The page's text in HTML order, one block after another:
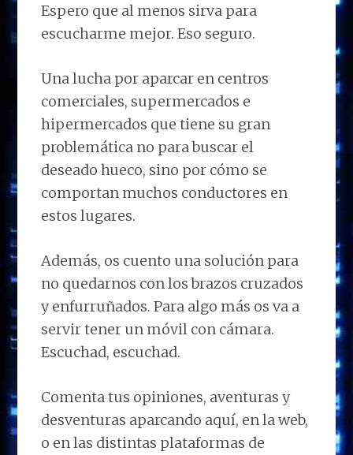
Espero que al menos sirva para
escucharme mejor. Eso seguro.
Una lucha por aparcar en centros
comerciales, supermercados e
hipermercados que tiene su gran
problemática no para buscar el
deseado hueco, sino por cómo se
comportan muchos conductores en
estos lugares.
Además, os cuento una solución para
no quedarnos con los brazos cruzados
y enfurruñados. Para algo más os va a
servir tener un móvil con cámara.
Escuchad, escuchad.
Comenta tus opiniones, aventuras y
desventuras aparcando aquí, en la web,
o en las distintas plataformas de